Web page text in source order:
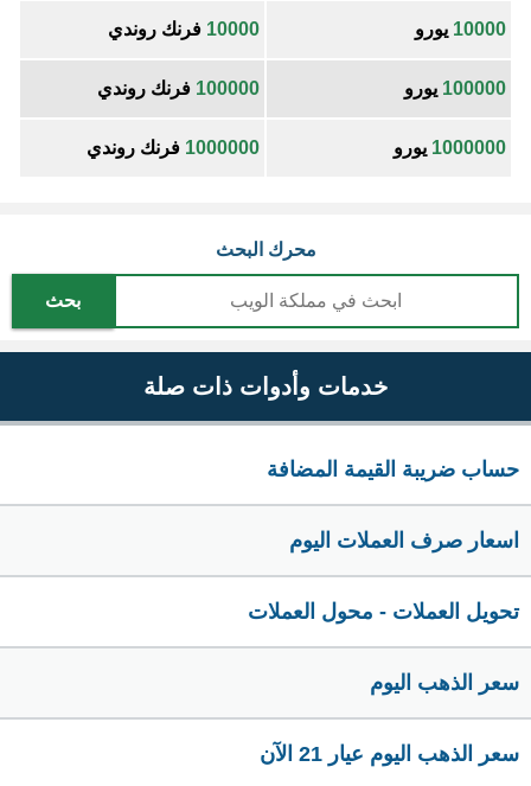
10000 يورو 10000 فرنك روندي
100000 يورو 100000 فرنك روندي
1000000 يورو 1000000 فرنك روندي
محرك البحث
بحث
خدمات وأدوات ذات صلة
حساب ضريبة القيمة المضافة
اسعار صرف العملات اليوم
تحويل العملات - محول العملات
سعر الذهب اليوم
سعر الذهب اليوم عيار 21 الآن